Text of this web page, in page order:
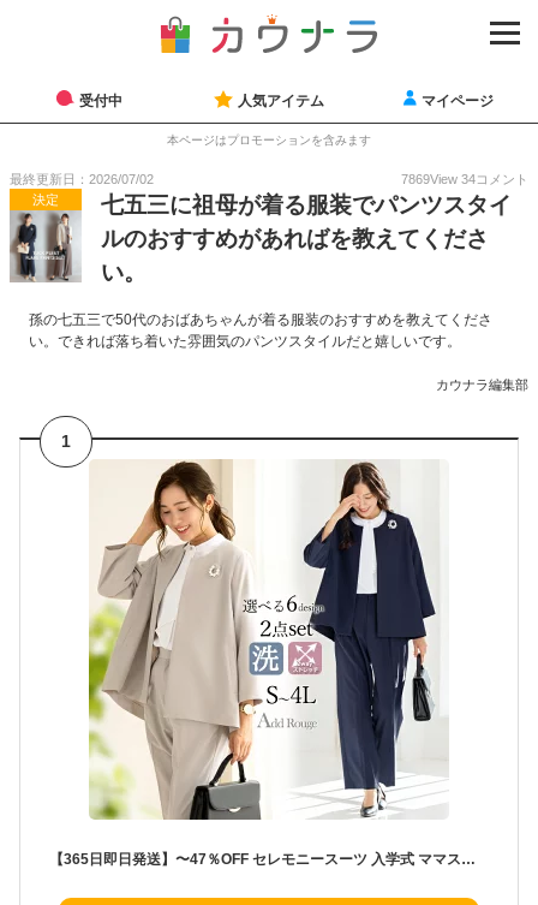
受付中 人気アイテム マイページ
本ページはプロモーションを含みます
最終更新日：2026/07/02 7869View 34コメント
決定
七五三に祖母が着る服装でパンツスタイ
ルのおすすめがあればを教えてくださ
い。
孫の七五三で50代のおばあちゃんが着る服装のおすすめを教えてくださ
い。できれば落ち着いた雰囲気のパンツスタイルだと嬉しいです。
カウナラ編集部
1
【365日即日発送】〜47％OFF セレモニースーツ 入学式 ママスーツ 卒業式 母親 パンツ セットアップ 入園式 卒園式 お宮参り 七五三 レディース フォーマル 黒 ネイビー カジュアル おしゃれ コーデ かっこいい 試着チケット対象